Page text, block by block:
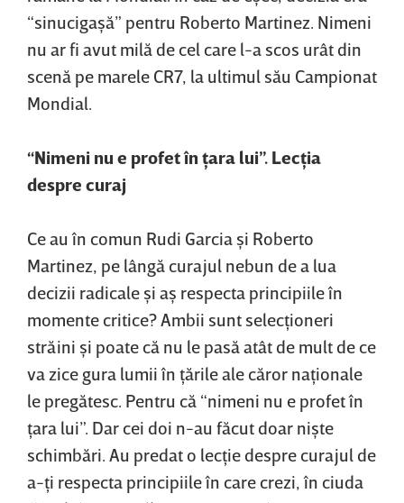
“sinucigaşă” pentru Roberto Martinez. Nimeni
nu ar fi avut milă de cel care l-a scos urât din
scenă pe marele CR7, la ultimul său Campionat
Mondial.
“Nimeni nu e profet în ţara lui”. Lecţia
despre curaj
Ce au în comun Rudi Garcia şi Roberto
Martinez, pe lângă curajul nebun de a lua
decizii radicale şi aş respecta principiile în
momente critice? Ambii sunt selecţioneri
străini şi poate că nu le pasă atât de mult de ce
va zice gura lumii în ţările ale căror naţionale
le pregătesc. Pentru că “nimeni nu e profet în
ţara lui”. Dar cei doi n-au făcut doar nişte
schimbări. Au predat o lecţie despre curajul de
a-ţi respecta principiile în care crezi, în ciuda